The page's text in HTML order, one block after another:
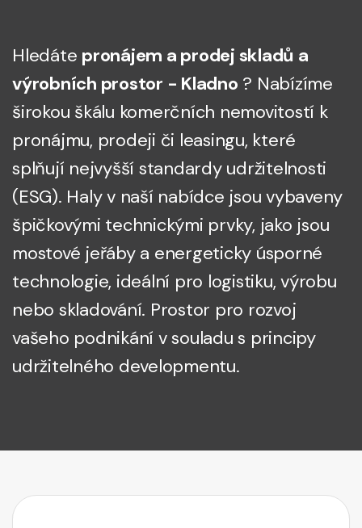
Hledáte pronájem a prodej skladů a
výrobních prostor - Kladno ? Nabízíme
širokou škálu komerčních nemovitostí k
pronájmu, prodeji či leasingu, které
splňují nejvyšší standardy udržitelnosti
(ESG). Haly v naší nabídce jsou vybaveny
špičkovými technickými prvky, jako jsou
mostové jeřáby a energeticky úsporné
technologie, ideální pro logistiku, výrobu
nebo skladování. Prostor pro rozvoj
vašeho podnikání v souladu s principy
udržitelného developmentu.